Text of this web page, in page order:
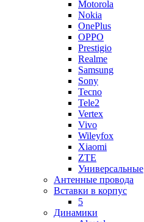
Motorola
Nokia
OnePlus
OPPO
Prestigio
Realme
Samsung
Sony
Tecno
Tele2
Vertex
Vivo
Wileyfox
Xiaomi
ZTE
Универсальные
Антенные провода
Вставки в корпус
5
Динамики